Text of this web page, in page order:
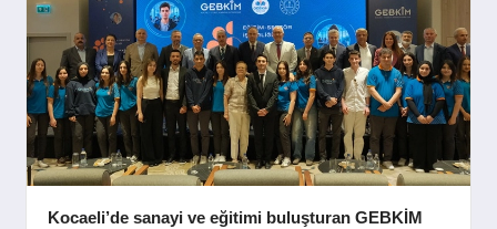
Kocaeli’de sanayi ve eğitimi buluşturan GEBKİM